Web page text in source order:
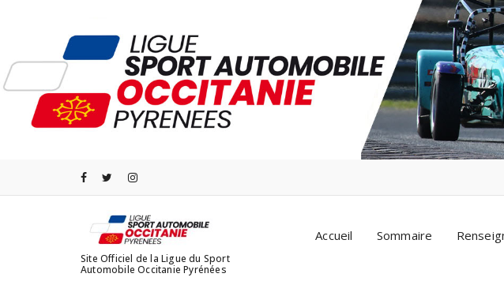
Site Officiel de la Ligue du Sport
Automobile Occitanie Pyrénées
Accueil Sommaire